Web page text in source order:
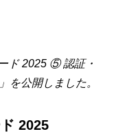
ド 2025 ⑤ 認証・
を公開しました。
2025